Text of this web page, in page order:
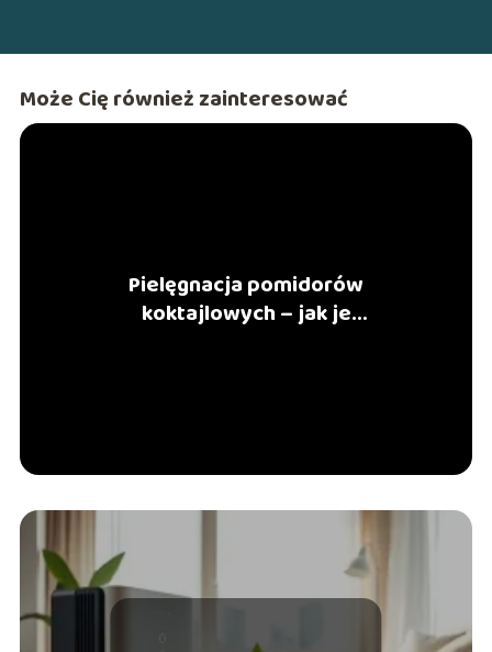
Może Cię również zainteresować
Pielęgnacja pomidorów
koktajlowych – jak je